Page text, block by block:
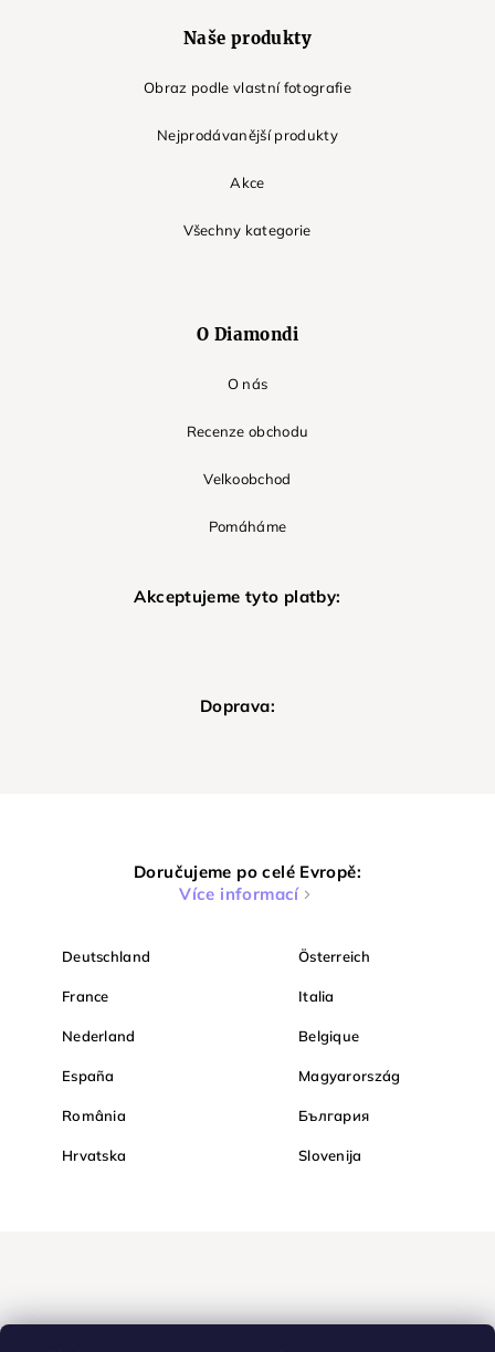
Naše produkty
Obraz podle vlastní fotografie
Nejprodávanější produkty
Akce
Všechny kategorie
O Diamondi
O nás
Recenze obchodu
Velkoobchod
Pomáháme
Akceptujeme tyto platby:
Doprava:
Doručujeme po celé Evropě:
Více informací
Deutschland Österreich
France Italia
Nederland Belgique
España Magyarország
România България
Hrvatska Slovenija